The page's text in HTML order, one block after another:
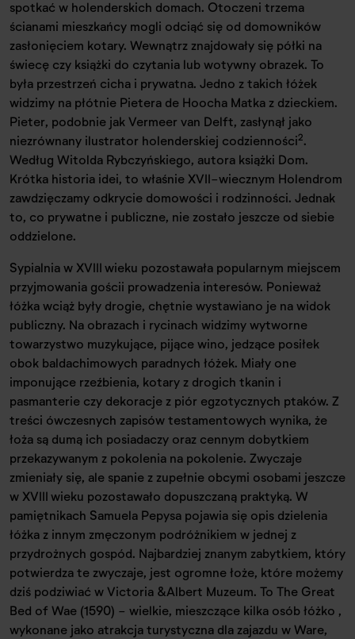
spotkać w holenderskich domach. Otoczeni trzema
ścianami mieszkańcy mogli odciąć się od domowników
zasłonięciem kotary. Wewnątrz znajdowały się półki na
świecę czy książki do czytania lub wotywny obrazek. To
była przestrzeń cicha i prywatna. Jedno z takich łóżek
widzimy na płótnie Pietera de Hoocha Matka z dzieckiem.
Pieter, podobnie jak Vermeer van Delft, zasłynął jako
niezrównany ilustrator holenderskiej codzienności2.
Według Witolda Rybczyńskiego, autora książki Dom.
Krótka historia idei, to właśnie XVII-wiecznym Holendrom
zawdzięczamy odkrycie domowości i rodzinności. Jednak
to, co prywatne i publiczne, nie zostało jeszcze od siebie
oddzielone.
Sypialnia w XVIII wieku pozostawała popularnym miejscem
przyjmowania gościi prowadzenia interesów. Ponieważ
łóżka wciąż były drogie, chętnie wystawiano je na widok
publiczny. Na obrazach i rycinach widzimy wytworne
towarzystwo muzykujące, pijące wino, jedzące posiłek
obok baldachimowych paradnych łóżek. Miały one
imponujące rzeźbienia, kotary z drogich tkanin i
pasmanterie czy dekoracje z piór egzotycznych ptaków. Z
treści ówczesnych zapisów testamentowych wynika, że
łoża są dumą ich posiadaczy oraz cennym dobytkiem
przekazywanym z pokolenia na pokolenie. Zwyczaje
zmieniały się, ale spanie z zupełnie obcymi osobami jeszcze
w XVIII wieku pozostawało dopuszczaną praktyką. W
pamiętnikach Samuela Pepysa pojawia się opis dzielenia
łóżka z innym zmęczonym podróżnikiem w jednej z
przydrożnych gospód. Najbardziej znanym zabytkiem, który
potwierdza te zwyczaje, jest ogromne łoże, które możemy
dziś podziwiać w Victoria &Albert Muzeum. To The Great
Bed of Wae (1590) - wielkie, mieszczące kilka osób łóżko ,
wykonane jako atrakcja turystyczna dla zajazdu w Ware,